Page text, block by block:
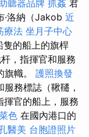
聽器品牌 抓姦 君
·洛納（Jakob 近
療法 坐月子中心
的船上的旗桿
，指揮官和服務
幟。 護照換發
務標誌（鞦韆，
揮官的船上，服務
色 在國內港口的
醫美 台胞證照片